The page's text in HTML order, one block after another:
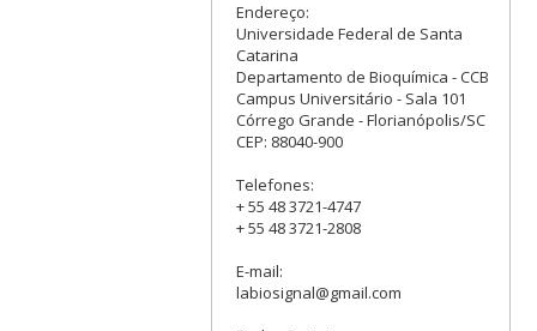
Endereço:
Universidade Federal de Santa
Catarina
Departamento de Bioquímica - CCB
Campus Universitário - Sala 101
Córrego Grande - Florianópolis/SC
CEP: 88040-900
Telefones:
+ 55 48 3721-4747
+ 55 48 3721-2808
E-mail:
labiosignal@gmail.com